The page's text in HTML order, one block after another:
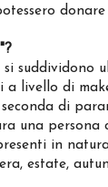
suddividono
livello di
di
una persona
in
estate,